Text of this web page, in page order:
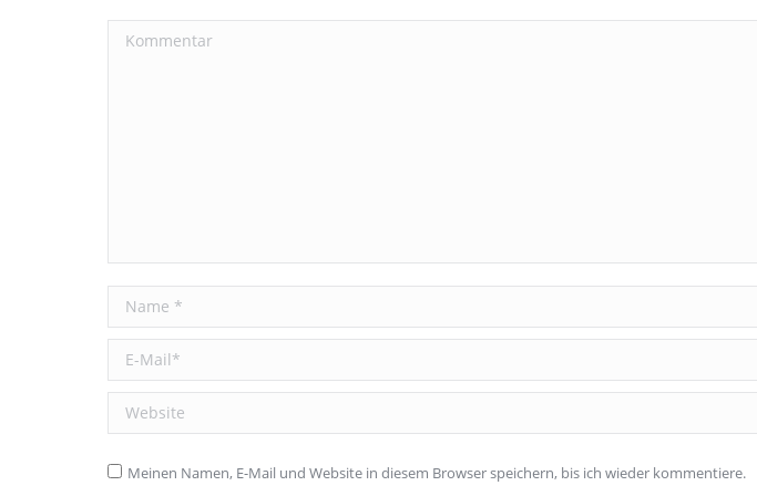
Kommentar
Name *
E-Mail *
Website
Meinen Namen, E-Mail und Website in diesem Browser speichern, bis ich wieder kommentiere.